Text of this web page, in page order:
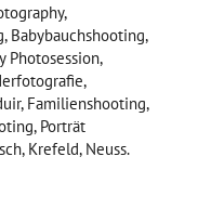
Babybauchshooting,
Photosession,
Familienshooting,
Porträt
Krefeld, Neuss.